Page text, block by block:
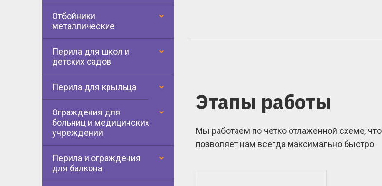
Отбойники
металлические
Перила для школ и
детских садов
Перила для крыльца
Ограждения для
больниц и медицинских
учреждений
Перила и ограждения
для балкона
Этапы работы
Мы работаем по четко отлаженной схеме, что
позволяет нам всегда максимально быстро